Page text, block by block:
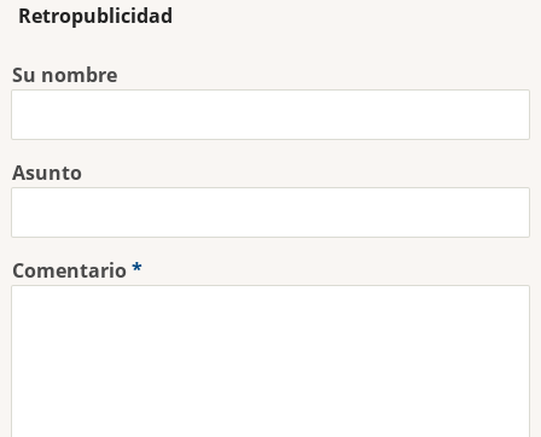
Retropublicidad
Su nombre
Asunto
Comentario